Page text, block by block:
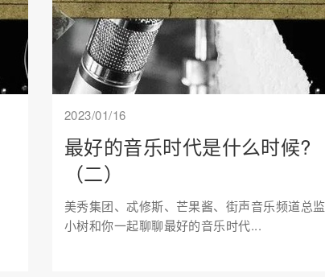
2023/01/16
最好的音乐时代是什么时候?
（二）
美秀集团、忒修斯、芒果酱、街声音乐频道总监
小树和你一起聊聊最好的音乐时代...